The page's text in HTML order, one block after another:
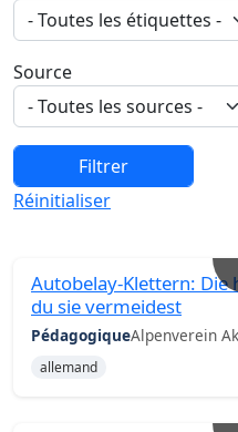
Source
Réinitialiser
Autobelay-Klettern: Die
du sie vermeidest
PédagogiqueAlpenverein
allemand